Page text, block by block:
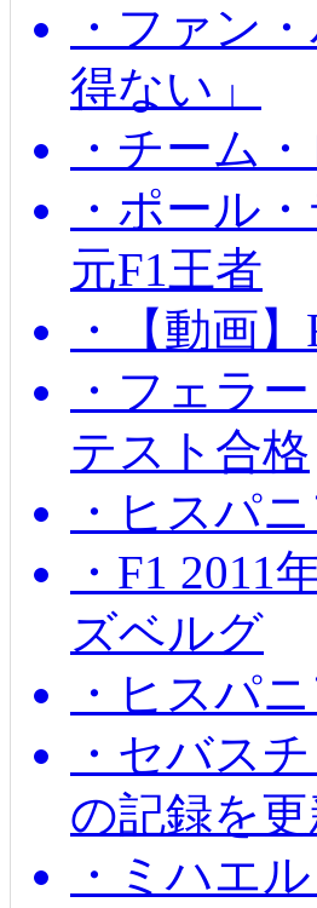
・ファン
得ない」
・チーム
・ポール
元F1王者
・【動画
・フェラ
テスト合格
・ヒスパ
・F1
ズベルグ
・ヒスパ
・セバス
の記録を
・ミハエ